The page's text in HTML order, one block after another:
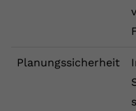
Planungssicherheit
yt-
Anbieter
Session